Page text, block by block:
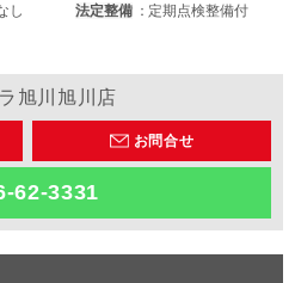
し 法定整備
定期点検整備付
旭川旭川店
お問合せ
62-3331